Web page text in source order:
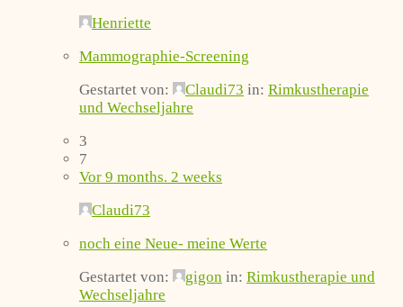
Henriette
Mammographie-Screening
Gestartet von:
Claudi73 in: Rimkustherapie
und Wechseljahre
3
7
Vor 9 months. 2 weeks
Claudi73
noch eine Neue- meine Werte
Gestartet von:
gigon in: Rimkustherapie und
Wechseljahre